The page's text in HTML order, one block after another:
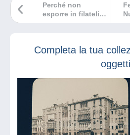
Perché non
esporre in filatelia
aperta?
Completa la tua
oggetti